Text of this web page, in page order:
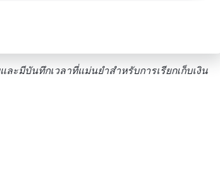
ละมีบันทึกเวลาที่แม่นยำสำหรับการเรียกเก็บเงิน